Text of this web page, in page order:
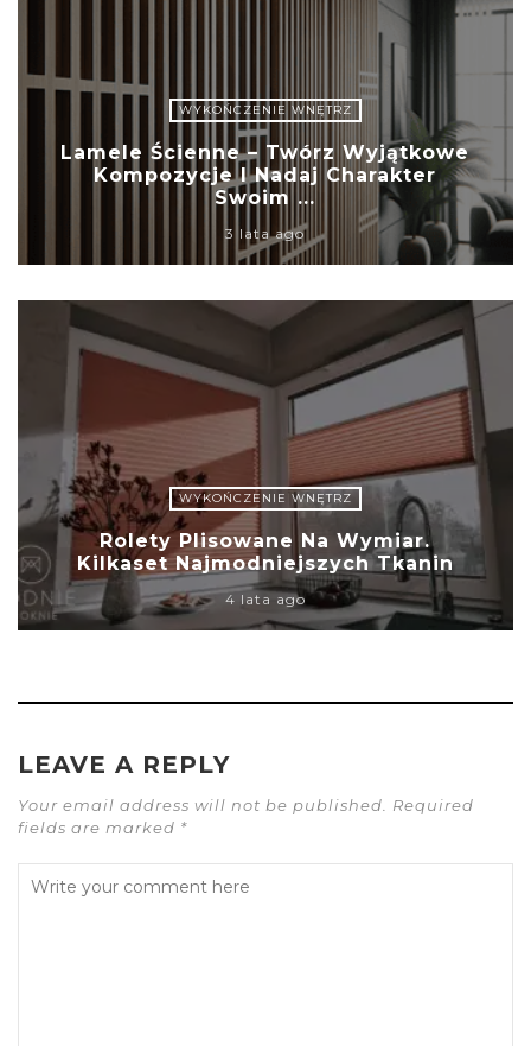
WYKOŃCZENIE WNĘTRZ
Lamele Ścienne – Twórz Wyjątkowe
Kompozycje I Nadaj Charakter
Swoim ...
3 lata ago
WYKOŃCZENIE WNĘTRZ
Rolety Plisowane Na Wymiar.
Kilkaset Najmodniejszych Tkanin
4 lata ago
LEAVE A REPLY
Your email address will not be published. Required
fields are marked *